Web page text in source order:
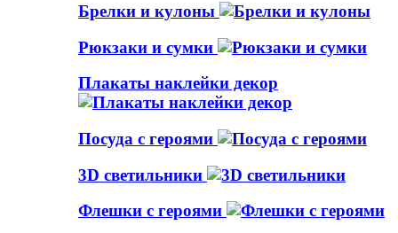
Брелки и кулоны
Рюкзаки и сумки
Плакаты наклейки декор
Посуда с героями
3D светильники
Флешки с героями